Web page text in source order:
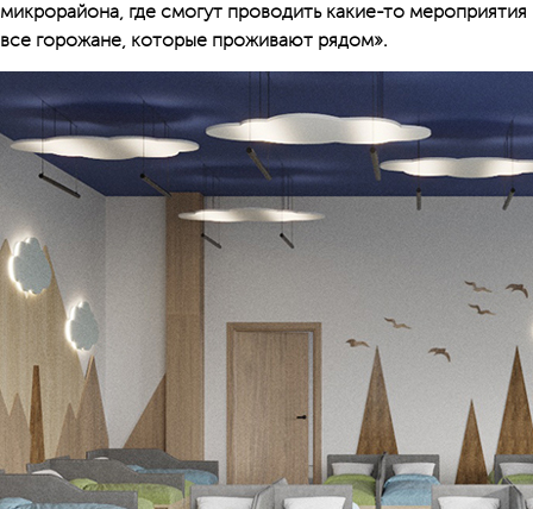
микрорайона, где смогут проводить какие-то
все горожане, которые проживают рядом».